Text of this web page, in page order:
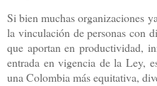
Si bien muchas organizaciones
la vinculación de personas con
que aportan en productividad,
entrada en vigencia de la Ley,
una Colombia más equitativa,